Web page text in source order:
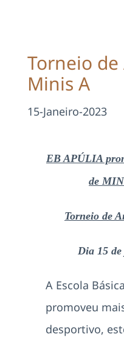
Área Reservada
Pesquisar
Torneio de
Minis A
15-Janeiro-2023
EB APÚLIA
de
Torneio de
Dia 15
A Escola
promoveu
desportivo,